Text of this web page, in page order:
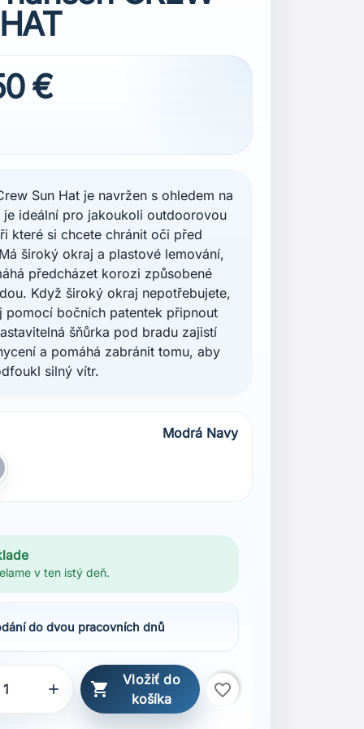
€
Sun Hat je navržen s ohledem na
je ideální pro jakoukoli outdoorovou
které si chcete chránit oči před
široký okraj a plastové lemování,
předcházet korozi způsobené
Když široký okraj nepotřebujete,
pomocí bočních patentek připnout
šňůrka pod bradu zajistí
a pomáhá zabránit tomu, aby
silný vítr.
Modrá Navy
v ten istý deň.
do dvou pracovních dnů
 
Vložiť do
košíka
favorite_border